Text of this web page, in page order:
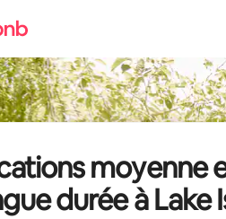
moyenne
durée à Lake